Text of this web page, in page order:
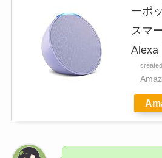
ーポ
スマ
Alexa